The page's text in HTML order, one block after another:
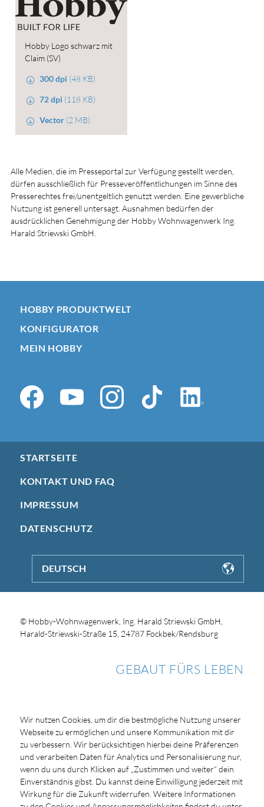
Hobby Logo schwarz mit
Claim (SV)
300 dpi (48 KB)
72 dpi (118 KB)
Vector (2 MB)
Alle Medien, die im Presseportal zur Verfügung gestellt werden,
dürfen ausschließlich für Presseveröffentlichungen im Sinne des
Presserechtes frei/unentgeltlich genutzt werden. Eine gewerbliche
Nutzung ist generell untersagt. Ausnahmen bedürfen der
ausdrücklichen Genehmigung der Hobby Wohnwagenwerk Ing.
Harald Striewski GmbH.
HOBBY PRODUKTWELT
KONFIGURATOR
MEIN HOBBY
STARTSEITE
KONTAKT UND FAQ
IMPRESSUM
DATENSCHUTZ
DEUTSCH
© Hobby-Wohnwagenwerk, Ing. Harald Striewski GmbH,
Harald-Striewski-Straße 15, 24787 Fockbek/Rendsburg
GEBAUT FÜRS LEBEN
Wir nutzen Cookies, um dir die bestmögliche Nutzung unserer
Webseite zu ermöglichen und unsere Kommunikation mit dir
zu verbessern. Wir berücksichtigen hierbei deine Präferenzen
und verarbeiten Daten für Analytics und Personalisierung nur,
wenn du uns durch Klicken auf „Zustimmen und weiter“ dein
Einverständnis gibst. Du kannst deine Einwilligung jederzeit mit
Wirkung für die Zukunft widerrufen. Weitere Informationen